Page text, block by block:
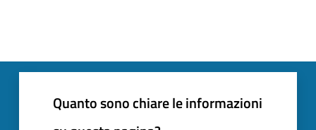
Quanto sono chiare le informazioni